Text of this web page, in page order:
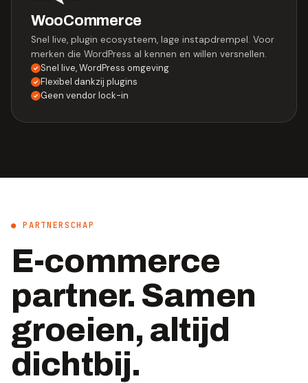
WooCommerce
Snel live, plugin ecosysteem, lage instapdrempel. Voor
merken die WordPress al kennen en willen versnellen.
Snel live, WordPress omgeving
Flexibel dankzij plugins
Geen vendor lock-in
● PARTNERSCHAP
E-commerce
partner. Samen
groeien, altijd
dichtbij.